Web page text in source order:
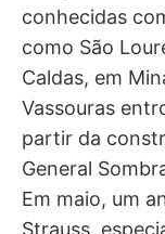
conhecidas
como São
Caldas, em
Vassouras
partir da
General
Em maio, um
Strauss,